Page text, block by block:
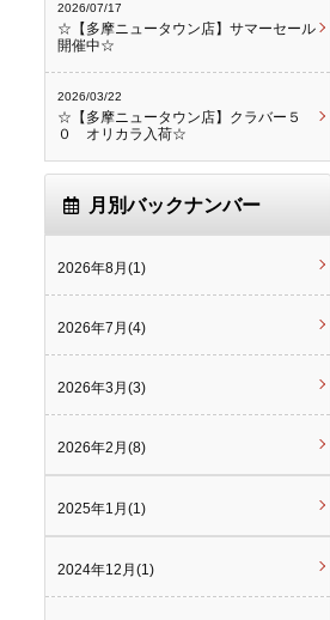
2026/07/17
☆【多摩ニュータウン店】サマーセール
開催中☆
2026/03/22
☆【多摩ニュータウン店】クラバー５
０ オリカラ入荷☆
月別バックナンバー
2026年8月(1)
2026年7月(4)
2026年3月(3)
2026年2月(8)
2025年1月(1)
2024年12月(1)